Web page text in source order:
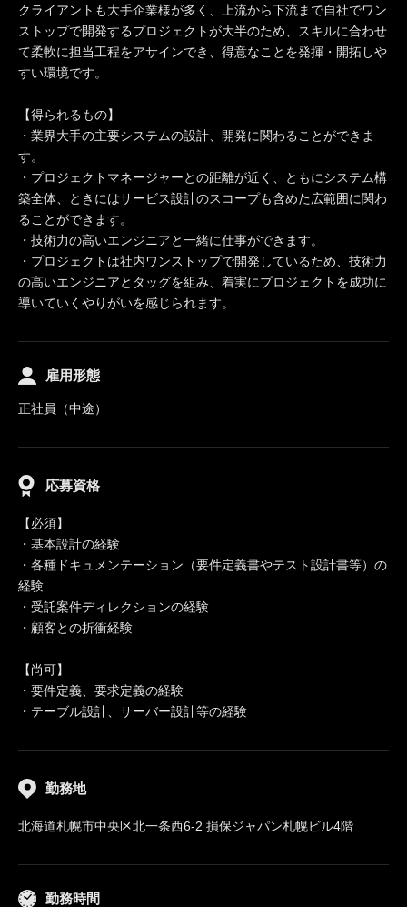
クライアントも大手企業様が多く、上流から下流まで自社でワン
ストップで開発するプロジェクトが大半のため、スキルに合わせ
て柔軟に担当工程をアサインでき、得意なことを発揮・開拓しや
すい環境です。
【得られるもの】
・業界大手の主要システムの設計、開発に関わることができま
す。
・プロジェクトマネージャーとの距離が近く、ともにシステム構
築全体、ときにはサービス設計のスコープも含めた広範囲に関わ
ることができます。
・技術力の高いエンジニアと一緒に仕事ができます。
・プロジェクトは社内ワンストップで開発しているため、技術力
の高いエンジニアとタッグを組み、着実にプロジェクトを成功に
導いていくやりがいを感じられます。
雇用形態
正社員（中途）
応募資格
【必須】
・基本設計の経験
・各種ドキュメンテーション（要件定義書やテスト設計書等）の
経験
・受託案件ディレクションの経験
・顧客との折衝経験
【尚可】
・要件定義、要求定義の経験
・テーブル設計、サーバー設計等の経験
勤務地
北海道札幌市中央区北一条西6-2 損保ジャパン札幌ビル4階
勤務時間